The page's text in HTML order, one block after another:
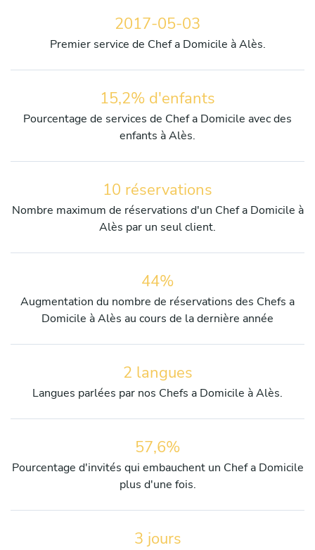
2017-05-03
Premier service de Chef a Domicile à Alès.
15,2% d'enfants
Pourcentage de services de Chef a Domicile avec des
enfants à Alès.
10 réservations
Nombre maximum de réservations d'un Chef a Domicile à
Alès par un seul client.
44%
Augmentation du nombre de réservations des Chefs a
Domicile à Alès au cours de la dernière année
2 langues
Langues parlées par nos Chefs a Domicile à Alès.
57,6%
Pourcentage d'invités qui embauchent un Chef a Domicile
plus d'une fois.
3 jours